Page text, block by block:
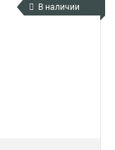
В наличии